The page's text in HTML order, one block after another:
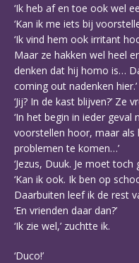
‘Ik heb af en toe ook wel
‘Kan ik me iets bij
‘Ik vind hem ook irritant
Maar ze hakken wel heel
denken dat hij homo is…
coming out nadenken hier.’
‘Jij? In de kast blijven?’ Ze
‘In het begin in ieder
voorstellen hoor, maar
problemen te komen…’
‘Jezus, Duuk. Je moet
‘Kan ik ook. Ik ben op
Daarbuiten leef ik de rest
‘En vrienden daar dan?’
‘Ik zie wel,’ zuchtte ik.
‘Duco!’